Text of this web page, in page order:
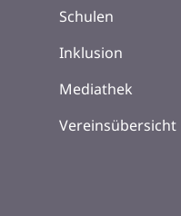
Schulen
Inklusion
Mediathek
Vereinsübersicht